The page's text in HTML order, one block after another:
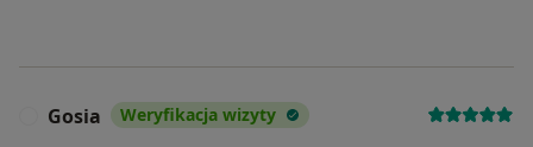
Gosia Weryfikacja wizyty